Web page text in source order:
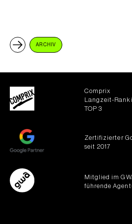
ARCHIV
Comprix
Langzeit-
TOP 3
Zertifizierter
seit 2017
Mitglied im
führende